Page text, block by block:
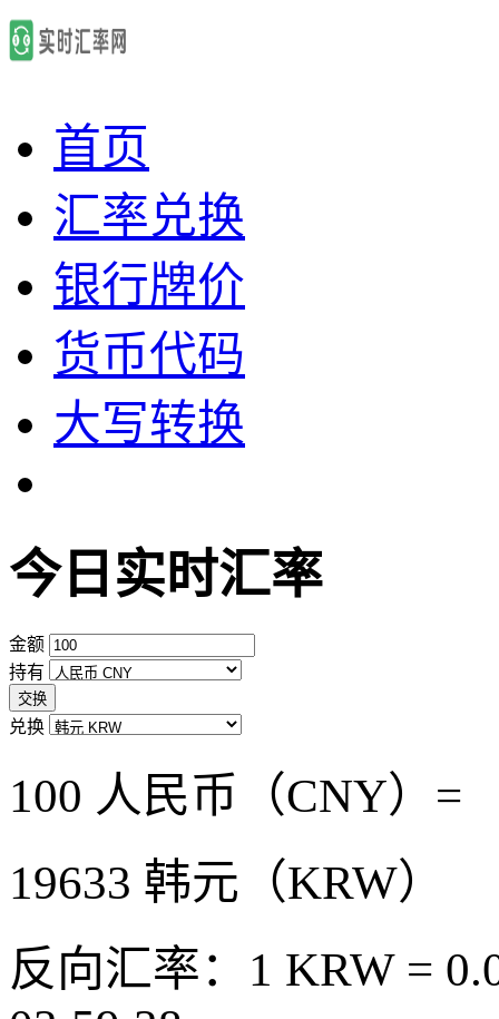
首页
汇率兑换
银行牌价
货币代码
大写转换
今日实时汇率
金额
持有
交换
兑换
100 人民币（CNY）=
19633 韩元（KRW）
反向汇率：1 KRW =